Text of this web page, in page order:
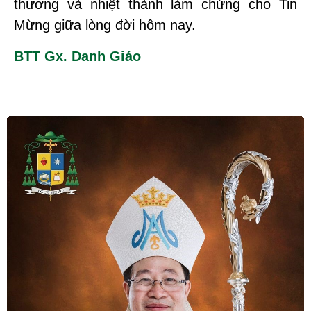
thương và nhiệt thành làm chứng cho Tin
Mừng giữa lòng đời hôm nay.
BTT Gx. Danh Giáo